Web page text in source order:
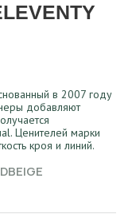
в 2007 году
добавляют
Ценителей марки
кроя и линий.